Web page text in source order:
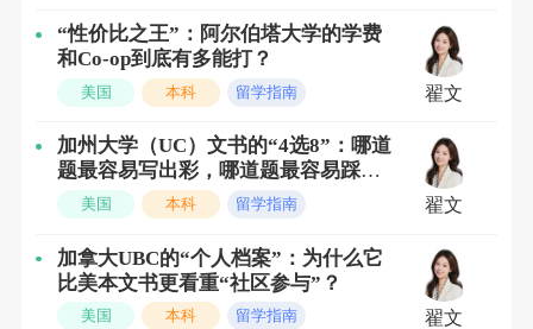
所有学校提供ELL英文第二语言辅导支
持；
中学部特设一名国际学生联络教师负责
监督国际学生的学业与生活；
学校提供广泛的选择和别具风格的授课方式，包括IB
“性价比之王”：阿尔伯塔大学的学费
和Co-op到底有多能打？
美国 本科 留学指南 翟文
加州大学（UC）文书的“4选8”：哪道
题最容易写出彩，哪道题最容易踩
雷？美国 本科 留学指南 翟文
加拿大UBC的“个人档案”：为什么它
比美本文书更看重“社区参与”？
美国 本科 留学指南 翟文